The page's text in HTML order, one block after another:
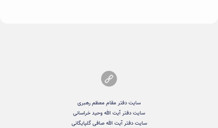
سایت دفتر مقام معظم رهبری
سایت دفتر آیت الله وحید خراسانی
سایت دفتر آیت الله صافی گلپایگانی